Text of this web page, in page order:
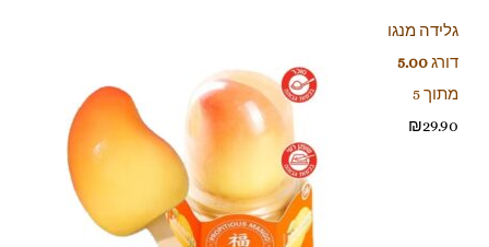
גלידה מנגו
דורג5.00
מתוך 5
₪29.90